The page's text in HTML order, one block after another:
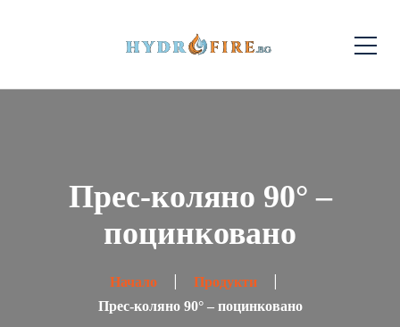
Прес-коляно 90° –
поцинковано
Начало
Продукти
Прес-коляно 90° – поцинковано